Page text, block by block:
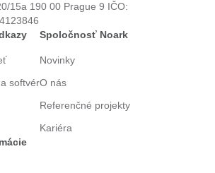
15a 190 00 Prague 9 IČO:
softvér
Spoločnosť Noark
Novinky
O nás
Referenčné projekty
Kariéra